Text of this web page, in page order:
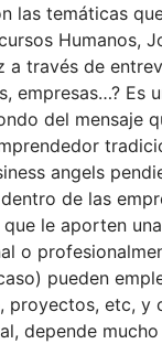
las temáticas
Humanos,
a través de
empresas…? Es
del mensaje
angels
de las
le aporten
o
pueden
proyectos, etc, y
depende